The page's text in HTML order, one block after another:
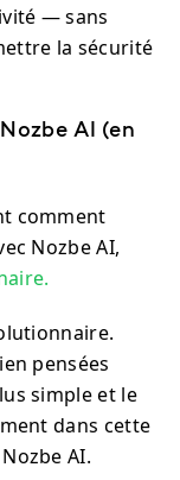
— sans
la sécurité
AI (en
comment
Nozbe AI,
pensées
simple et le
dans cette
AI.